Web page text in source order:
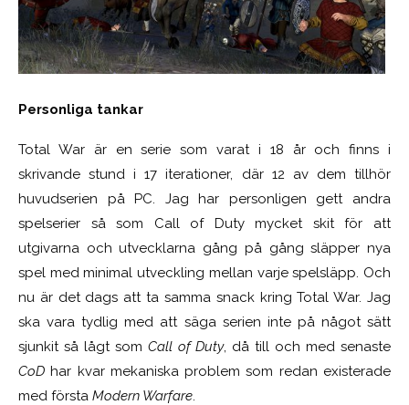
Personliga tankar
Total War är en serie som varat i 18 år och finns i
skrivande stund i 17 iterationer, där 12 av dem tillhör
huvudserien på PC. Jag har personligen gett andra
spelserier så som Call of Duty mycket skit för att
utgivarna och utvecklarna gång på gång släpper nya
spel med minimal utveckling mellan varje spelsläpp. Och
nu är det dags att ta samma snack kring Total War. Jag
ska vara tydlig med att säga serien inte på något sätt
sjunkit så lågt som Call of Duty, då till och med senaste
CoD har kvar mekaniska problem som redan existerade
med första Modern Warfare.